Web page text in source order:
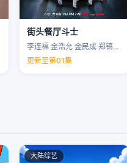
街头餐厅斗士
李连福 金浩允 金民成 郑镐泳 …
更新至第01集
大陆综艺